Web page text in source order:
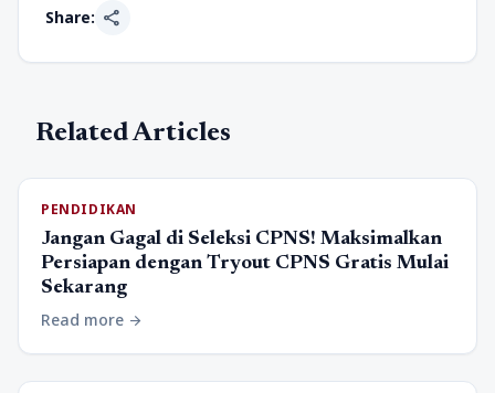
Share: share
Related Articles
PENDIDIKAN
Jangan Gagal di Seleksi CPNS! Maksimalkan
Persiapan dengan Tryout CPNS Gratis Mulai
Sekarang
Read more arrow_forward